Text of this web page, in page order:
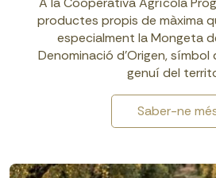
productes propis de màxima
especialment la Mongeta
Denominació d’Origen,
genuí del
Saber-ne